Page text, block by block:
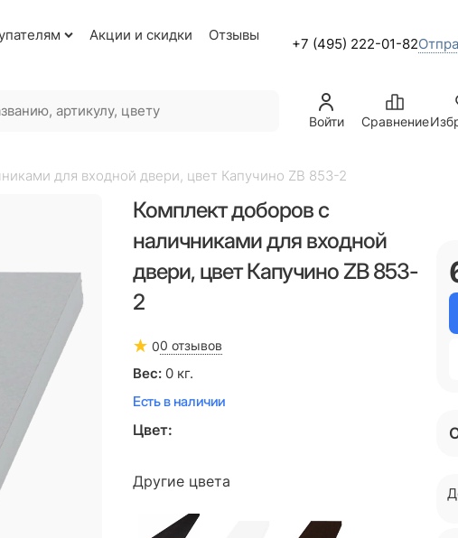
Акции и скидки
Отзывы
+7 (495) 222-01-82
Войти Сравнение
для входной двери, цвет Капучино ZB 853-2
Комплект доборов с
наличниками для входной
двери, цвет Капучино ZB 853-
2
00 отзывов
Вес: 0 кг.
Есть в наличии
Цвет:
Другие цвета